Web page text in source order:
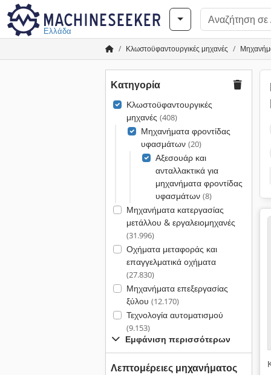
Ελλάδα
Κλωστοϋφαντουργικές μηχανές
Κατηγορία
Κλωστοϋφαντουργικές
μηχανές (408)
Μηχανήματα φροντίδας
υφασμάτων (20)
Αξεσουάρ και
ανταλλακτικά για
μηχανήματα φροντίδας
υφασμάτων (8)
Μηχανήματα κατεργασίας
μετάλλου & εργαλειομηχανές
(31.996)
Οχήματα μεταφοράς και
επαγγελματικά οχήματα
(27.830)
Μηχανήματα επεξεργασίας
ξύλου (12.170)
Τεχνολογία αυτοματισμού
(9.153)
Εμφάνιση περισσότερων
Λεπτομέρειες μηχανήματος